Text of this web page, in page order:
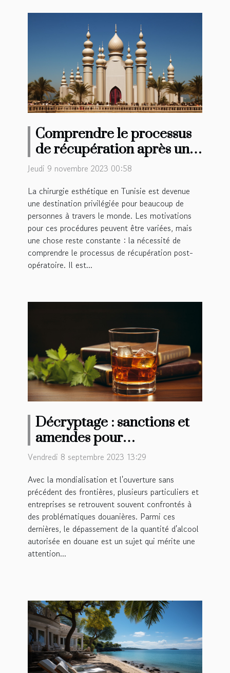
Comprendre le processus
de récupération après une
chirurgie esthétique en
Jeudi 9 novembre 2023 00:58
La chirurgie esthétique en Tunisie est devenue
une destination privilégiée pour beaucoup de
personnes à travers le monde. Les motivations
pour ces procédures peuvent être variées, mais
une chose reste constante : la nécessité de
comprendre le processus de récupération post-
opératoire. Il est...
Décryptage : sanctions et
amendes pour
dépassement de la quantité
douane
Vendredi 8 septembre 2023 13:29
Avec la mondialisation et l'ouverture sans
précédent des frontières, plusieurs particuliers et
entreprises se retrouvent souvent confrontés à
des problématiques douanières. Parmi ces
dernières, le dépassement de la quantité d'alcool
autorisée en douane est un sujet qui mérite une
attention...